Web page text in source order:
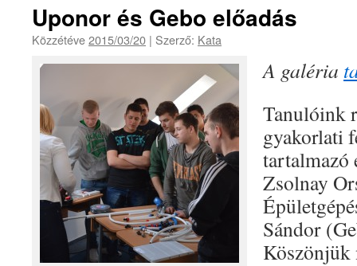
Uponor és Gebo előadás
Közzétéve2015/03/20 | Szerző: Kata
A galéria
Tanulóink
gyakorlati
tartalmazó
Zsolnay
Sándor